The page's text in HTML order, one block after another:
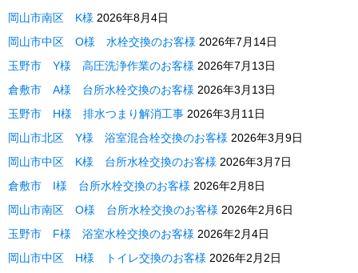
岡山市南区 K様 2026年8月4日
岡山市中区 O様 水栓交換のお客様 2026年7月14日
玉野市 Y様 高圧洗浄作業のお客様 2026年7月13日
倉敷市 A様 台所水栓交換のお客様 2026年3月13日
玉野市 H様 排水つまり解消工事 2026年3月11日
岡山市北区 Y様 浴室混合栓交換のお客様 2026年3月9日
岡山市中区 K様 台所水栓交換のお客様 2026年3月7日
倉敷市 I様 台所水栓交換のお客様 2026年2月8日
岡山市南区 O様 台所水栓交換のお客様 2026年2月6日
玉野市 F様 浴室水栓交換のお客様 2026年2月4日
岡山市中区 H様 トイレ交換のお客様 2026年2月2日